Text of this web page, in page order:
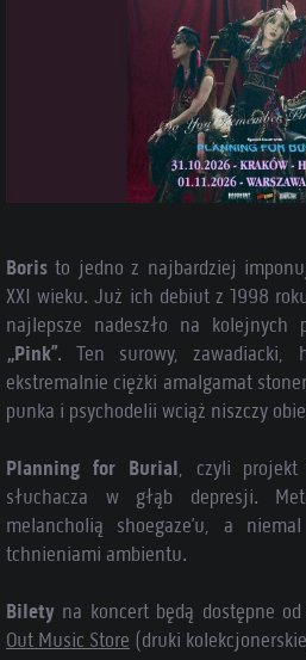
Boristo jedno z najbardziej
XXI wieku. Już ich debiut z 1998
najlepsze nadeszło na
„Pink”. Ten surowy, zawadiacki,
ekstremalnie ciężki amalgamat
punka i psychodelii wciąż niszczy
Planning for Burial, czyli projekt
słuchacza w głąb depresji.
melancholią shoegaze’u, a
tchnieniami ambientu.
Bilety na koncert będą dostępne od
Out Music Store (druki